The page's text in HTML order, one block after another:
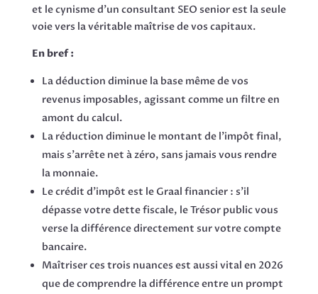
et le cynisme d'un consultant SEO senior est la seule
voie vers la véritable maîtrise de vos capitaux.
En bref :
La déduction diminue la base même de vos
revenus imposables, agissant comme un filtre en
amont du calcul.
La réduction diminue le montant de l'impôt final,
mais s'arrête net à zéro, sans jamais vous rendre
la monnaie.
Le crédit d'impôt est le Graal financier : s'il
dépasse votre dette fiscale, le Trésor public vous
verse la différence directement sur votre compte
bancaire.
Maîtriser ces trois nuances est aussi vital en 2026
que de comprendre la différence entre un prompt